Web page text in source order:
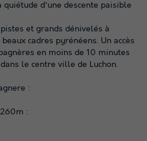
quiétude d'une descente paisible
et grands dénivelés à
cadres pyrénéens. Un accès
en moins de 10 minutes
le centre ville de Luchon.
:
: